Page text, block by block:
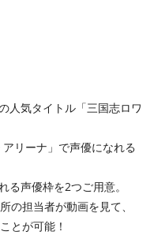
人気タイトル「三国志ロワ
リーナ」で声優になれる
声優枠を2つご用意。
の担当者が動画を見て、
とが可能！